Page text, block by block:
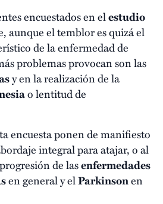
encuestados en elestudio
aunque el temblor es quizá el
de la enfermedad de
problemas provocan son las
y en la realización de la
o lentitud de
encuesta ponen de manifiesto
integral para atajar, o al
de lasenfermedades
en general y elParkinsonen